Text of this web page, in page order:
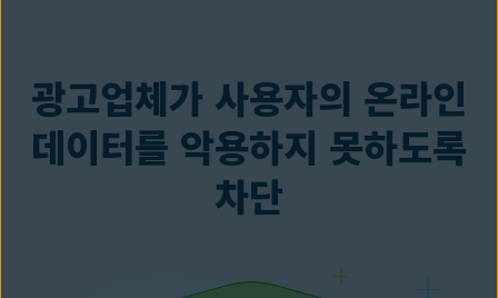
광고업체가 사용자의 온라인
데이터를 악용하지 못하도록
차단